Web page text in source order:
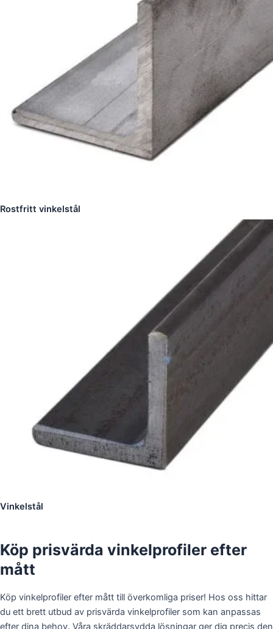
Rostfritt vinkelstål
Vinkelstål
Köp prisvärda vinkelprofiler efter
mått
Köp vinkelprofiler efter mått till överkomliga priser! Hos oss hittar
du ett brett utbud av prisvärda vinkelprofiler som kan anpassas
efter dina behov. Våra skräddarsydda lösningar ger dig precis den